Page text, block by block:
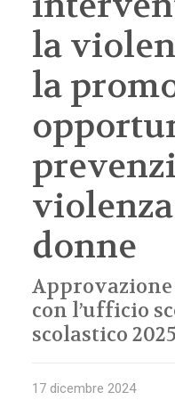
la
la
donne
con l’ufficio
scolastico
17 dicembre 2024